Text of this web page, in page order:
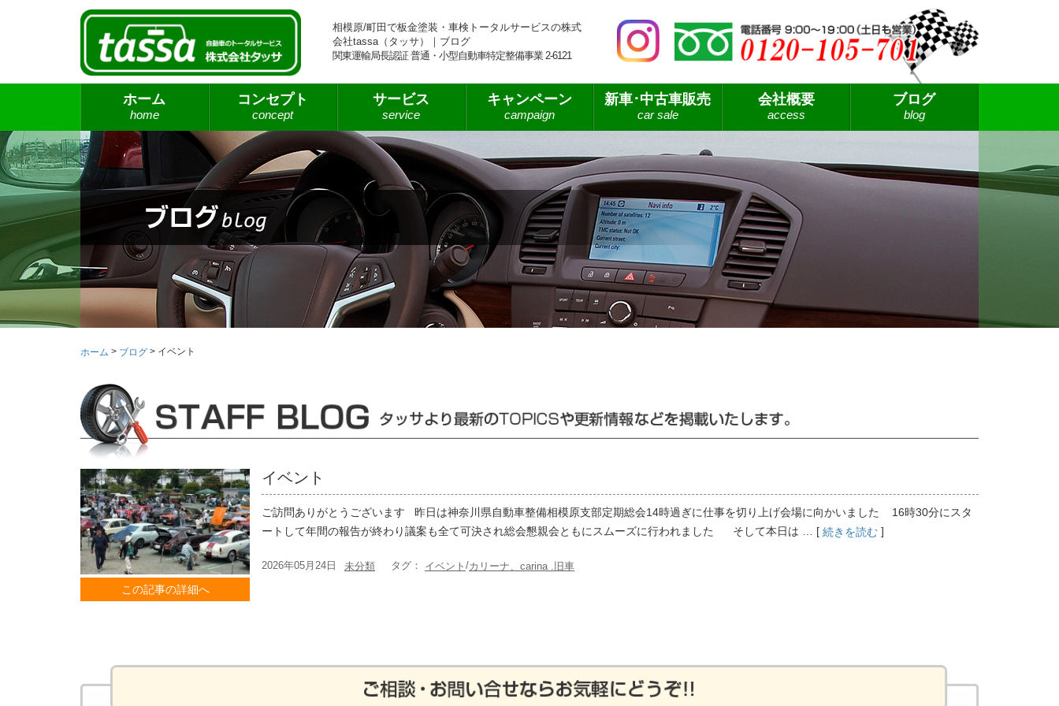
相模原/町田で板金塗装・車検トータルサービスの株式
会社tassa（タッサ）｜ブログ
関東運輸局長認証 普通・小型自動車特定整備事業 2-6121
ホーム
home
コンセプト
concept
サービス
service
キャンペーン
campaign
新車･中古車販売
car sale
会社概要
access
ブログ
blog
ホーム > ブログ > イベント
イベント
ご訪問ありがとうございます 昨日は神奈川県自動車整備相模原支部定期総会14時過ぎに仕事を切り上げ会場に向かいました 16時30分にスタ
ートして年間の報告が終わり議案も全て可決され総会懇親会ともにスムーズに行われました そして本日は … [ 続きを読む ]
2026年05月24日 未分類 タグ： イベント /カリーナ、carina .旧車
この記事の詳細へ